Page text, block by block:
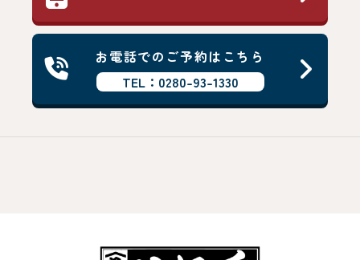
お電話でのご予約はこちら
TEL：0280-93-1330